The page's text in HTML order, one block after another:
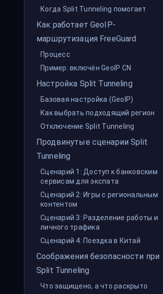
Когда Split Tunneling помогает
Как работает GeoIP-
маршрутизация FreeGuard
Процесс
Пример: включён GeoIP CN
Настройка Split Tunneling
Базовая настройка (GeoIP)
Как выбрать подходящий регион
Отключение Split Tunneling
Продвинутые сценарии Split
Tunneling
Сценарий 1: Доступ к банковским
сервисам для экспата
Сценарий 2: Игры с региональным
контентом
Сценарий 3: Разделение работы и
личного трафика
Сценарий 4: Поездка в Китай
Соображения безопасности при
Split Tunneling
Что защищено, а что раскрыто